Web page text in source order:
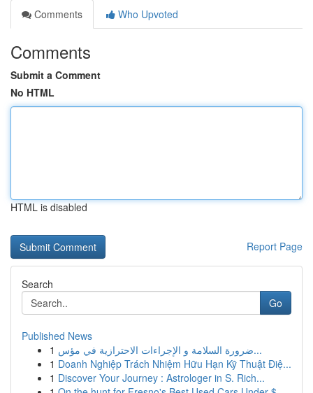
Comments
Who Upvoted
Comments
Submit a Comment
No HTML
HTML is disabled
Report Page
Search
Go
Published News
1
ضرورة السلامة و الإجراءات الاحترازية في مؤس...
1 Doanh Nghiệp Trách Nhiệm Hữu Hạn Kỹ Thuật Điệ...
1 Discover Your Journey : Astrologer in S. Rich...